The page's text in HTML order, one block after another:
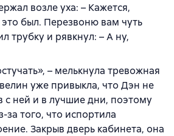
возле уха: – Кажется,
был. Перезвоню вам чуть
трубку и рявкнул: – А ну,
– мелькнула тревожная
уже привыкла, что Дэн не
с ней и в лучшие дни, поэтому
за того, что испортила
Закрыв дверь кабинета, она